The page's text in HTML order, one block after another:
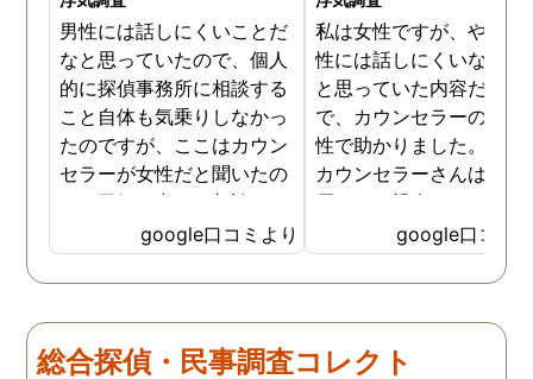
男性には話しにくいことだ
なと思っていたので、個人
的に探偵事務所に相談する
こと自体も気乗りしなかっ
たのですが、ここはカウン
セラーが女性だと聞いたの
で、勇気を出して相談して
みることにしました。感極
まって泣いてしまったり、
感情が表に出すぎてしまう
ださったので安心して悩み
を話せました。他はどうか
google口コミより
私は女性ですが、やはり
性には話しにくいな。。
と思っていた内容だった
で、カウンセラーの方が
性で助かりました。MR
カウンセラーさんはすご
優しくて親身になって話
聞いてくれるので思わず
を流して話してしまいま
た。それほど自分がずっ
した、調査料金は決して
いとは言えませんが、調
google口コミ
総合探偵・民事調査コレクト